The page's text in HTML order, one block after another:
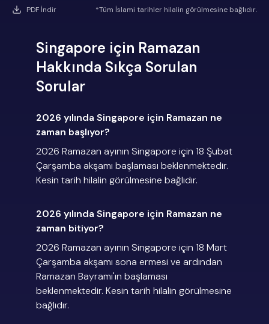
PDF İndir *Tüm İslami tarihler hilalin görülmesine bağlıdır.
Singapore için Ramazan
Hakkında Sıkça Sorulan
Sorular
2026 yılında Singapore için Ramazan ne
zaman başlıyor?
2026 Ramazan ayının Singapore için 18 Şubat
Çarşamba akşamı başlaması beklenmektedir.
Kesin tarih hilalin görülmesine bağlıdır.
2026 yılında Singapore için Ramazan ne
zaman bitiyor?
2026 Ramazan ayının Singapore için 18 Mart
Çarşamba akşamı sona ermesi ve ardından
Ramazan Bayramı'ın başlaması
beklenmektedir. Kesin tarih hilalin görülmesine
bağlıdır.